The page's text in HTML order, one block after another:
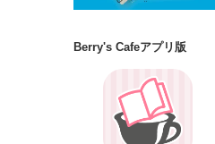
Berry's Cafeアプリ版